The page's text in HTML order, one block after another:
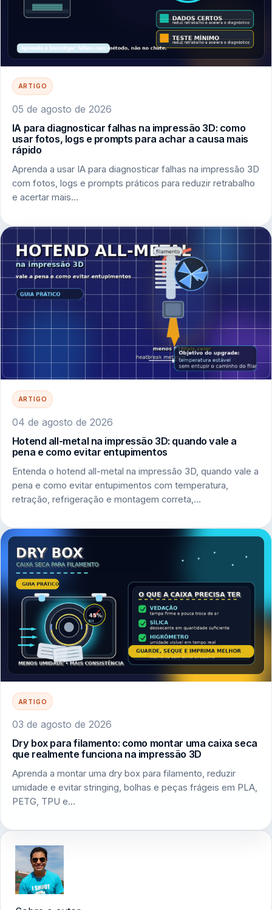
ARTIGO
05 de agosto de 2026
IA para diagnosticar falhas na impressão 3D: como
usar fotos, logs e prompts para achar a causa mais
rápido
Aprenda a usar IA para diagnosticar falhas na impressão 3D
com fotos, logs e prompts práticos para reduzir retrabalho
e acertar mais…
ARTIGO
04 de agosto de 2026
Hotend all-metal na impressão 3D: quando vale a
pena e como evitar entupimentos
Entenda o hotend all-metal na impressão 3D, quando vale a
pena e como evitar entupimentos com temperatura,
retração, refrigeração e montagem correta,…
ARTIGO
03 de agosto de 2026
Dry box para filamento: como montar uma caixa seca
que realmente funciona na impressão 3D
Aprenda a montar uma dry box para filamento, reduzir
umidade e evitar stringing, bolhas e peças frágeis em PLA,
PETG, TPU e…